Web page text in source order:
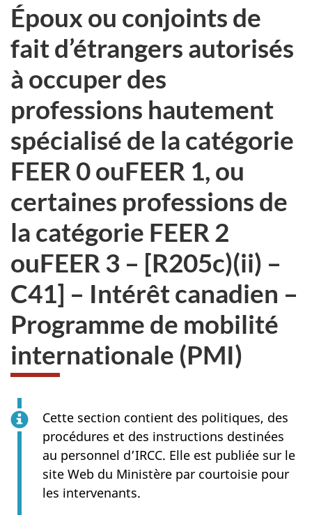
Époux ou conjoints de
fait d’étrangers autorisés
à occuper des
professions hautement
spécialisé de la catégorie
FEER 0 ouFEER 1, ou
certaines professions de
la catégorie FEER 2
ouFEER 3 – [R205c)(ii) –
C41] – Intérêt canadien –
Programme de mobilité
internationale (PMI)
Cette section contient des politiques, des
procédures et des instructions destinées
au personnel d’IRCC. Elle est publiée sur le
site Web du Ministère par courtoisie pour
les intervenants.